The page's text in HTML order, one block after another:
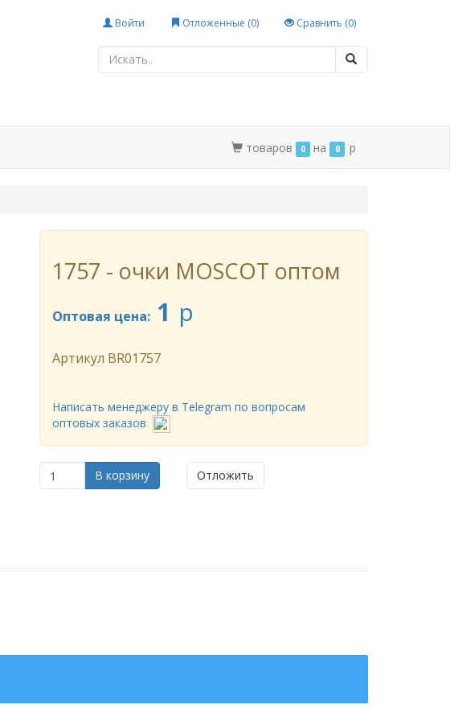
Войти Отложенные (0) Сравнить (0)
товаров 0 на 0 p
1757 - очки MOSCOT оптом
Оптовая цена: 1 p
Артикул BR01757
Написать менеджеру в Telegram по вопросам
оптовых заказов
В корзину Отложить